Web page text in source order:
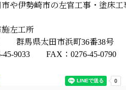
や伊勢崎市の左官工事・塗床
左工所
群馬県太田市浜町36番38号
45-9033 FAX：0276-45-0790